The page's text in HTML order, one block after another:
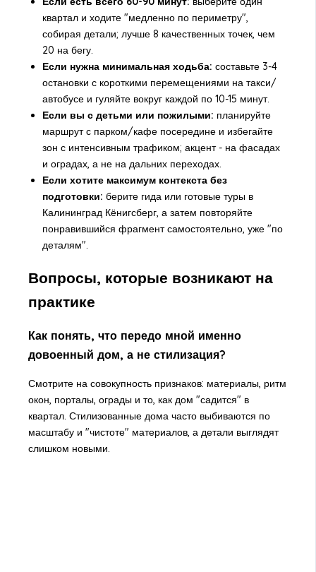
квартал и ходите "медленно по периметру",
собирая детали; лучше 8 качественных точек, чем
20 на бегу.
Если нужна минимальная ходьба: составьте 3-4
остановки с короткими перемещениями на такси/
автобусе и гуляйте вокруг каждой по 10-15 минут.
Если вы с детьми или пожилыми: планируйте
маршрут с парком/кафе посередине и избегайте
зон с интенсивным трафиком; акцент - на фасадах
и оградах, а не на дальних переходах.
Если хотите максимум контекста без
подготовки: берите гида или готовые туры в
Калининград Кёнигсберг, а затем повторяйте
понравившийся фрагмент самостоятельно, уже "по
деталям".
Вопросы, которые возникают на
практике
Как понять, что передо мной именно
довоенный дом, а не стилизация?
Смотрите на совокупность признаков: материалы, ритм
окон, порталы, ограды и то, как дом "садится" в
квартал. Стилизованные дома часто выбиваются по
масштабу и "чистоте" материалов, а детали выглядят
слишком новыми.